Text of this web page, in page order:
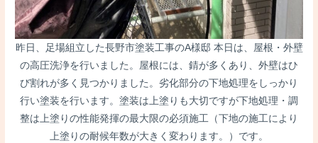
昨日、足場組立した長野市塗装工事のA様邸 本日は、屋根・外壁
の高圧洗浄を行いました。屋根には、錆が多くあり、外壁はひ
び割れが多く見つかりました。劣化部分の下地処理をしっかり
行い塗装を行います。塗装は上塗りも大切ですが下地処理・調
整は上塗りの性能発揮の最大限の必須施工（下地の施工により
上塗りの耐候年数が大きく変わります。）です。